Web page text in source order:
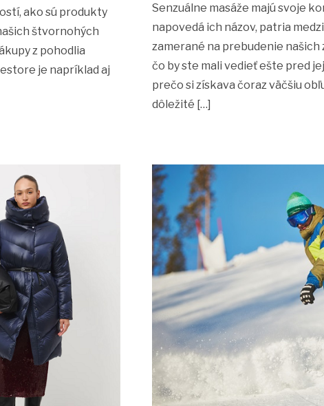
ako sú produkty
štvornohých
z pohodlia
je napríklad aj
Senzuálne masáže majú svoje
napovedá ich názov, patria
zamerané na prebudenie
čo by ste mali vedieť ešte pred
prečo si získava čoraz väčšiu
dôležité […]